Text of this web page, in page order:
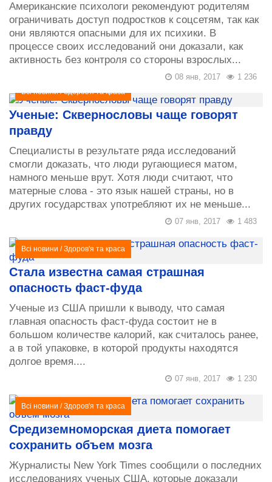
Американские психологи рекомендуют родителям
ограничивать доступ подростков к соцсетям, так как
они являются опасными для их психики. В
процессе своих исследований они доказали, как
активность без контроля со стороны взрослых...
1 236
08 янв, 2017
Всі новини/Здоров'я та краса
Ученые: Сквернословы чаще говорят
правду
Специалисты в результате ряда исследований
смогли доказать, что люди ругающиеся матом,
намного меньше врут. Хотя люди считают, что
матерные слова - это язык нашей страны, но в
других государствах употребляют их не меньше...
1 483
07 янв, 2017
Всі новини /Здоров'я та краса
Стала известна самая страшная
опасность фаст-фуда
Ученые из США пришли к выводу, что самая
главная опасность фаст-фуда состоит не в
большом количестве калорий, как считалось ранее,
а в той упаковке, в которой продукты находятся
долгое время....
1 230
07 янв, 2017
Всі новини /Здоров'я та краса
Средиземноморская диета помогает
сохранить объем мозга
Журналисты New York Times сообщили о последних
исследованиях ученых США, которые доказали